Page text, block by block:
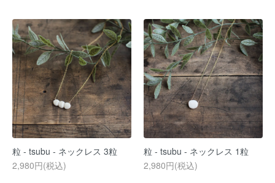
粒 - tsubu - ネックレス 3粒
2,980円(税込)
粒 - tsubu - ネックレス 1粒
2,980円(税込)